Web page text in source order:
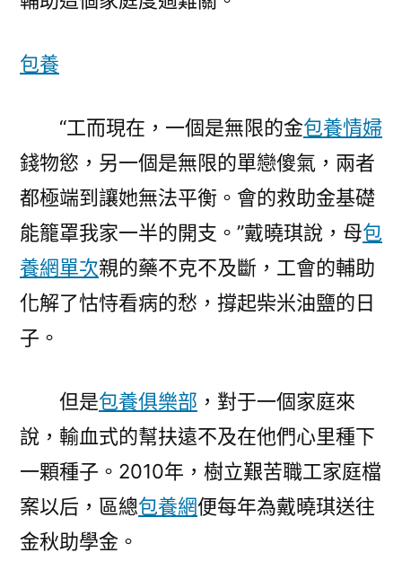
包養
“工而現在，一個是無限的金包養情婦
錢物慾，另一個是無限的單戀傻氣，兩者
都極端到讓她無法平衡。會的救助金基礎
能籠罩我家一半的開支。”戴曉琪說，母包
養網單次親的藥不克不及斷，工會的輔助
化解了怙恃看病的愁，撐起柴米油鹽的日
子。
但是包養俱樂部 ，對于一個家庭來
說，輸血式的幫扶遠不及在他們心里種下
一顆種子。2010年，樹立艱苦職工家庭檔
案以后，區總包養網便每年為戴曉琪送往
金秋助學金。